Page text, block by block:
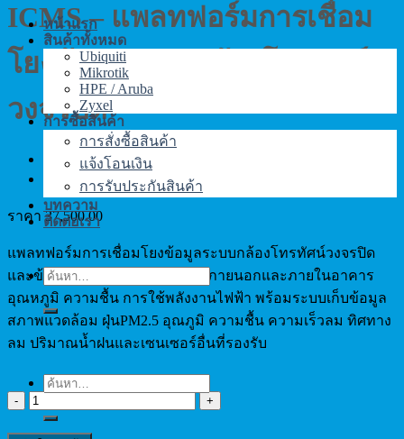
หน้าแรก
สินค้าทั้งหมด
Ubiquiti
Mikrotik
HPE / Aruba
Zyxel
การซื้อสินค้า
การสั่งซื้อสินค้า
แจ้งโอนเงิน
การรับประกันสินค้า
บทความ
ติดต่อเรา
ค้นหา:
ค้นหา:
ICMS – แพลทฟอร์มการเชื่อม
โยงข้อมูลระบบกล้องโทรทัศน์
วงจรปิด
ราคา37,500.00
แพลทฟอร์มการเชื่อมโยงข้อมูลระบบกล้องโทรทัศน์วงจรปิด
และข้อมูลสภาพภายในตู้ควบคุมภายนอกและภายในอาคาร
อุณหภูมิ ความชื้น การใช้พลังงานไฟฟ้า พร้อมระบบเก็บข้อมูล
สภาพแวดล้อม ฝุ่นPM2.5 อุณภูมิ ความชื้น ความเร็วลม ทิศทาง
ลม ปริมาณน้ำฝนและเซนเซอร์อื่นที่รองรับ
จำนวน
ICMS
-
แพลท